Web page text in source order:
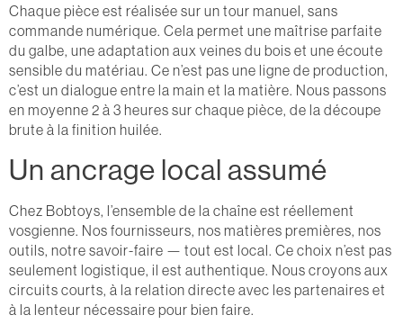
Chaque pièce est réalisée sur un tour manuel, sans
commande numérique. Cela permet une maîtrise parfaite
du galbe, une adaptation aux veines du bois et une écoute
sensible du matériau. Ce n’est pas une ligne de production,
c’est un dialogue entre la main et la matière. Nous passons
en moyenne 2 à 3 heures sur chaque pièce, de la découpe
brute à la finition huilée.
Un ancrage local assumé
Chez Bobtoys, l’ensemble de la chaîne est réellement
vosgienne. Nos fournisseurs, nos matières premières, nos
outils, notre savoir-faire — tout est local. Ce choix n’est pas
seulement logistique, il est authentique. Nous croyons aux
circuits courts, à la relation directe avec les partenaires et
à la lenteur nécessaire pour bien faire.